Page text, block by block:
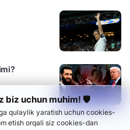
biz uchun muhim! 🛡
qulaylik yaratish uchun cookies-
etish orqali siz cookies-dan